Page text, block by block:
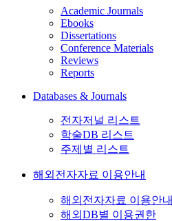
Academic Journals
Ebooks
Dissertations
Conference Materials
Reviews
Reports
Databases & Journals
전자저널 리스트
학술DB 리스트
주제별 리스트
해외전자자료 이용안내
해외전자자료 이용안내
해외DB별 이용권한